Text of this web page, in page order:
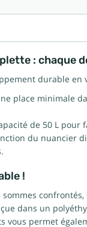
: chaque
durable
place minimale
de 50 L
du
!
dans un
permet